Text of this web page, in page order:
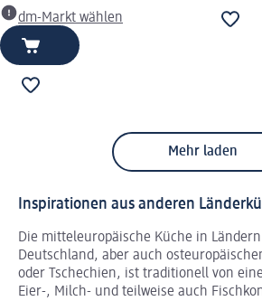
dm-Markt wählen
Mehr laden
Inspirationen aus anderen
Die mitteleuropäische Küche in
Deutschland, aber auch
oder Tschechien, ist traditionell von
Eier-, Milch- und teilweise auch